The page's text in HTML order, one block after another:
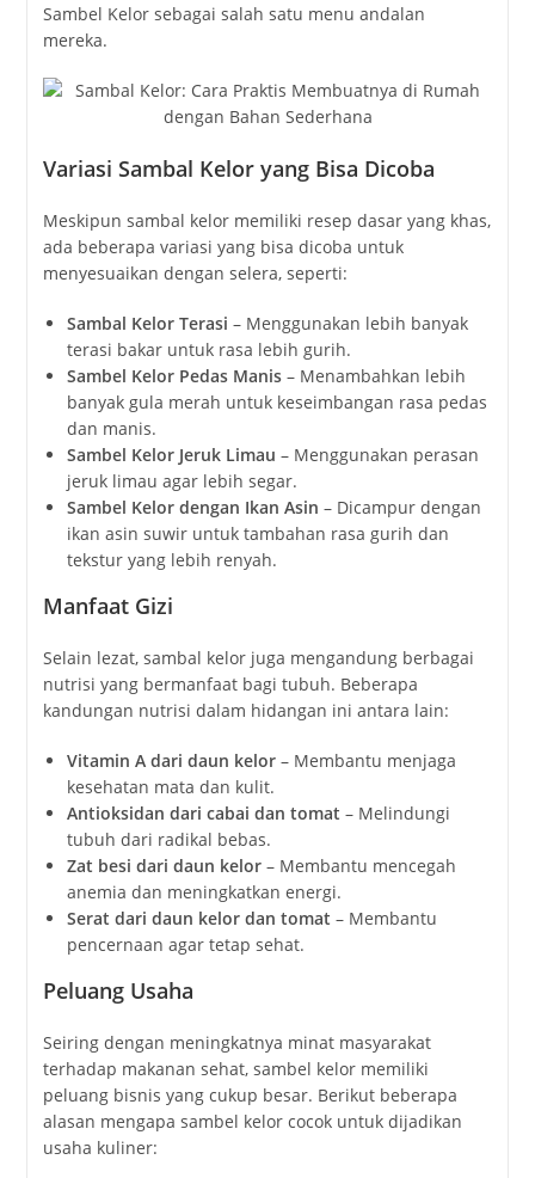
Sambel Kelor sebagai salah satu menu andalan
mereka.
Variasi Sambal Kelor yang Bisa Dicoba
Meskipun sambal kelor memiliki resep dasar yang khas,
ada beberapa variasi yang bisa dicoba untuk
menyesuaikan dengan selera, seperti:
Sambal Kelor Terasi – Menggunakan lebih banyak
terasi bakar untuk rasa lebih gurih.
Sambel Kelor Pedas Manis– Menambahkan lebih
banyak gula merah untuk keseimbangan rasa pedas
dan manis.
Sambel Kelor Jeruk Limau – Menggunakan perasan
jeruk limau agar lebih segar.
Sambel Kelor dengan Ikan Asin – Dicampur dengan
ikan asin suwir untuk tambahan rasa gurih dan
tekstur yang lebih renyah.
Manfaat Gizi
Selain lezat, sambal kelor juga mengandung berbagai
nutrisi yang bermanfaat bagi tubuh. Beberapa
kandungan nutrisi dalam hidangan ini antara lain:
Vitamin A dari daun kelor– Membantu menjaga
kesehatan mata dan kulit.
Antioksidan dari cabai dan tomat – Melindungi
tubuh dari radikal bebas.
Zat besi dari daun kelor– Membantu mencegah
anemia dan meningkatkan energi.
Serat dari daun kelor dan tomat – Membantu
pencernaan agar tetap sehat.
Peluang Usaha
Seiring dengan meningkatnya minat masyarakat
terhadap makanan sehat, sambel kelor memiliki
peluang bisnis yang cukup besar. Berikut beberapa
alasan mengapa sambel kelor cocok untuk dijadikan
usaha kuliner: